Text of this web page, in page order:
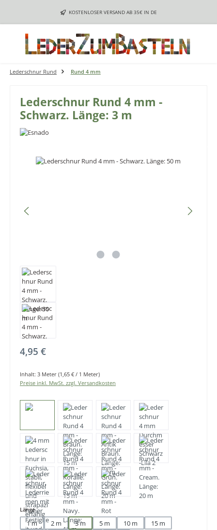
Zum Hauptinhalt springenKOSTENLOSER VERSAND AB 35€ IN DE
Lederschnur Rund Rund 4 mm
Lederschnur Rund 4 mm -
Schwarz. Länge: 3 m
Bildergalerie überspringen
Regulärer Preis:
4,95 €
Inhalt: 3 Meter (1,65 € / 1 Meter)
Preise inkl. MwSt. zzgl. Versandkosten
Längeauswählen
1 m 2 m 3 m 5 m 10 m
15 m